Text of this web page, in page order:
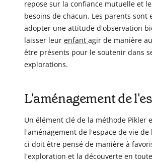
repose sur la confiance mutuelle et
besoins de chacun. Les parents sont
adopter une attitude d'observation
laisser leur enfant agir de manière
être présents pour le soutenir dans
explorations.
L'aménagement de
Un élément clé de la méthode Pikler
l'aménagement de l'espace de vie
ci doit être pensé de manière à
l'exploration et la découverte en